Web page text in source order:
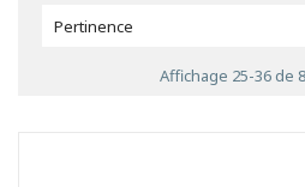
Pertinence
Affichage 25-36 de